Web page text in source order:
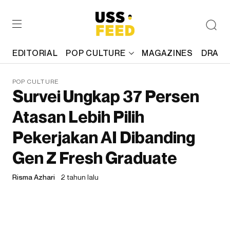
EDITORIAL POP CULTURE MAGAZINES
POP CULTURE
Survei Ungkap 37 Persen
Atasan Lebih Pilih
Pekerjakan AI Dibanding
Gen Z Fresh Graduate
Risma Azhari 2 tahun lalu